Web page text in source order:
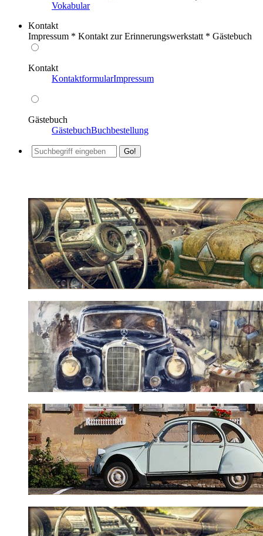
Vokabular
Kontakt
Impressum * Kontakt zur Erinnerungswerkstatt * Gästebuch
Kontakt
KontaktformularImpressum
Gästebuch
GästebuchBuchbestellung